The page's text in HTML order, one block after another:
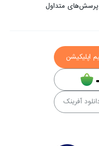
پرسش‌های متداول
اپلیکیشن
آفرینک